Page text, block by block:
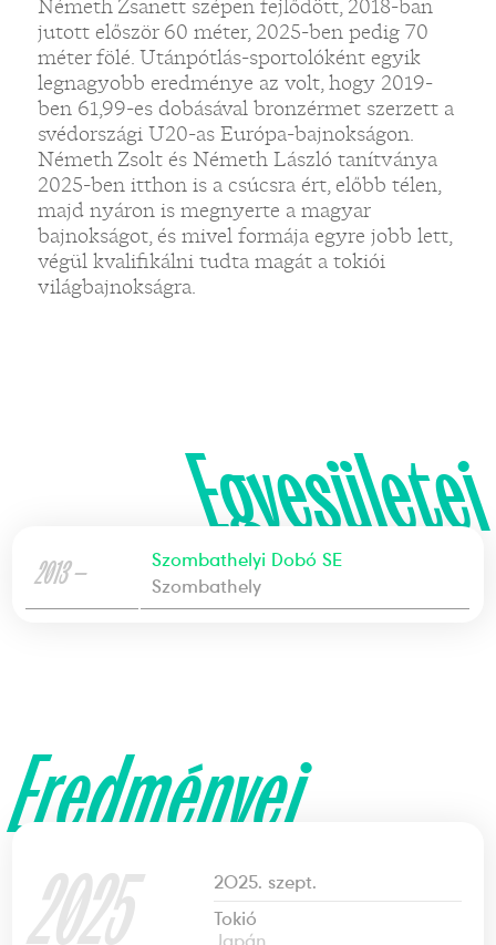
Németh Zsanett szépen fejlődött, 2018-ban
jutott először 60 méter, 2025-ben pedig 70
méter fölé. Utánpótlás-sportolóként egyik
legnagyobb eredménye az volt, hogy 2019-
ben 61,99-es dobásával bronzérmet szerzett a
svédországi U20-as Európa-bajnokságon.
Németh Zsolt és Németh László tanítványa
2025-ben itthon is a csúcsra ért, előbb télen,
majd nyáron is megnyerte a magyar
bajnokságot, és mivel formája egyre jobb lett,
végül kvalifikálni tudta magát a tokiói
világbajnokságra.
Egyesületei
2013 —
Szombathelyi Dobó SE
Szombathely
Eredményei
2025
2025. szept.
Tokió